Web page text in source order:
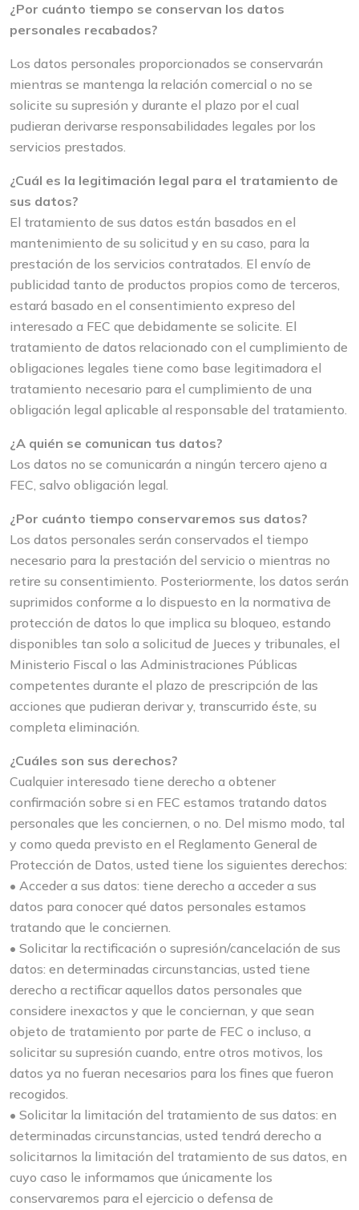
¿Por cuánto tiempo se conservan los datos
personales recabados?
Los datos personales proporcionados se conservarán
mientras se mantenga la relación comercial o no se
solicite su supresión y durante el plazo por el cual
pudieran derivarse responsabilidades legales por los
servicios prestados.
¿Cuál es la legitimación legal para el tratamiento de
sus datos?
El tratamiento de sus datos están basados en el
mantenimiento de su solicitud y en su caso, para la
prestación de los servicios contratados. El envío de
publicidad tanto de productos propios como de terceros,
estará basado en el consentimiento expreso del
interesado a FEC que debidamente se solicite. El
tratamiento de datos relacionado con el cumplimiento de
obligaciones legales tiene como base legitimadora el
tratamiento necesario para el cumplimiento de una
obligación legal aplicable al responsable del tratamiento.
¿A quién se comunican tus datos?
Los datos no se comunicarán a ningún tercero ajeno a
FEC, salvo obligación legal.
¿Por cuánto tiempo conservaremos sus datos?
Los datos personales serán conservados el tiempo
necesario para la prestación del servicio o mientras no
retire su consentimiento. Posteriormente, los datos serán
suprimidos conforme a lo dispuesto en la normativa de
protección de datos lo que implica su bloqueo, estando
disponibles tan solo a solicitud de Jueces y tribunales, el
Ministerio Fiscal o las Administraciones Públicas
competentes durante el plazo de prescripción de las
acciones que pudieran derivar y, transcurrido éste, su
completa eliminación.
¿Cuáles son sus derechos?
Cualquier interesado tiene derecho a obtener
confirmación sobre si en FEC estamos tratando datos
personales que les conciernen, o no. Del mismo modo, tal
y como queda previsto en el Reglamento General de
Protección de Datos, usted tiene los siguientes derechos:
• Acceder a sus datos: tiene derecho a acceder a sus
datos para conocer qué datos personales estamos
tratando que le conciernen.
• Solicitar la rectificación o supresión/cancelación de sus
datos: en determinadas circunstancias, usted tiene
derecho a rectificar aquellos datos personales que
considere inexactos y que le conciernan, y que sean
objeto de tratamiento por parte de FEC o incluso, a
solicitar su supresión cuando, entre otros motivos, los
datos ya no fueran necesarios para los fines que fueron
recogidos.
• Solicitar la limitación del tratamiento de sus datos: en
determinadas circunstancias, usted tendrá derecho a
solicitarnos la limitación del tratamiento de sus datos, en
cuyo caso le informamos que únicamente los
conservaremos para el ejercicio o defensa de